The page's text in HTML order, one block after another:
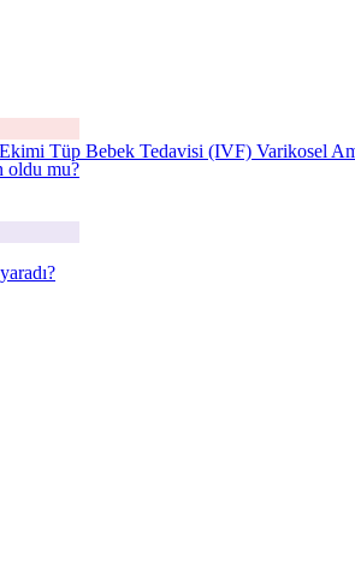
oldu mu?
Tüp Bebek Tedavisi (IVF) Varikosel